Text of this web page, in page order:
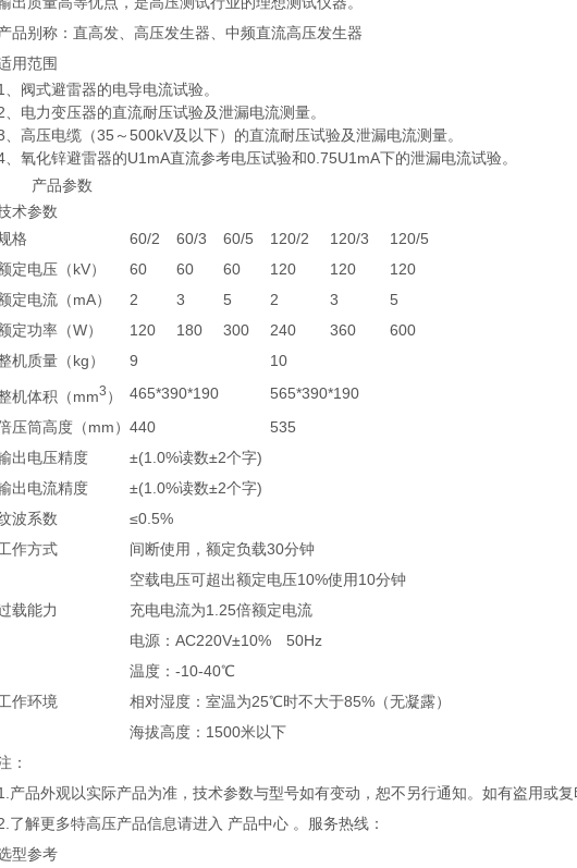
品别称：直高发、高压发生器、中频直流高压发生器
用范围
、阀式避雷器的电导电流试验。
、电力变压器的直流耐压试验及泄漏电流测量。
、高压电缆（35～500kV及以下）的直流耐压试验及泄漏电流测量。
、氧化锌避雷器的U1mA直流参考电压试验和0.75U1mA下的泄漏电流试验。
产品参数
术参数
格
60/2 60/3 60/5 120/2 120/3
120/5
定电压（kV）
60 60 60 120 120
120
定电流（mA）
2 3 5 2 3
5
定功率（W）
120 180 300 240 360
600
机质量（kg）
9 10
机体积（mm3 ） 465*390*190
565*390*190
压筒高度（mm） 440
535
出电压精度
±(1.0%读数±2个字)
出电流精度
±(1.0%读数±2个字)
波系数
≤0.5%
作方式
间断使用，额定负载30分钟
载能力
空载电压可超出额定电压10%使用10分钟
充电电流为1.25倍额定电流
电源：AC220V±10% 50Hz
作环境
温度：-10-40℃
相对湿度：室温为25℃时不大于85%（无凝露）
海拔高度：1500米以下
：
产品外观以实际产品为准，技术参数与型号如有变动，恕不另行通知。如有盗用或复
了解更多特高压产品信息请进入 产品中心 。服务热线：
型参考